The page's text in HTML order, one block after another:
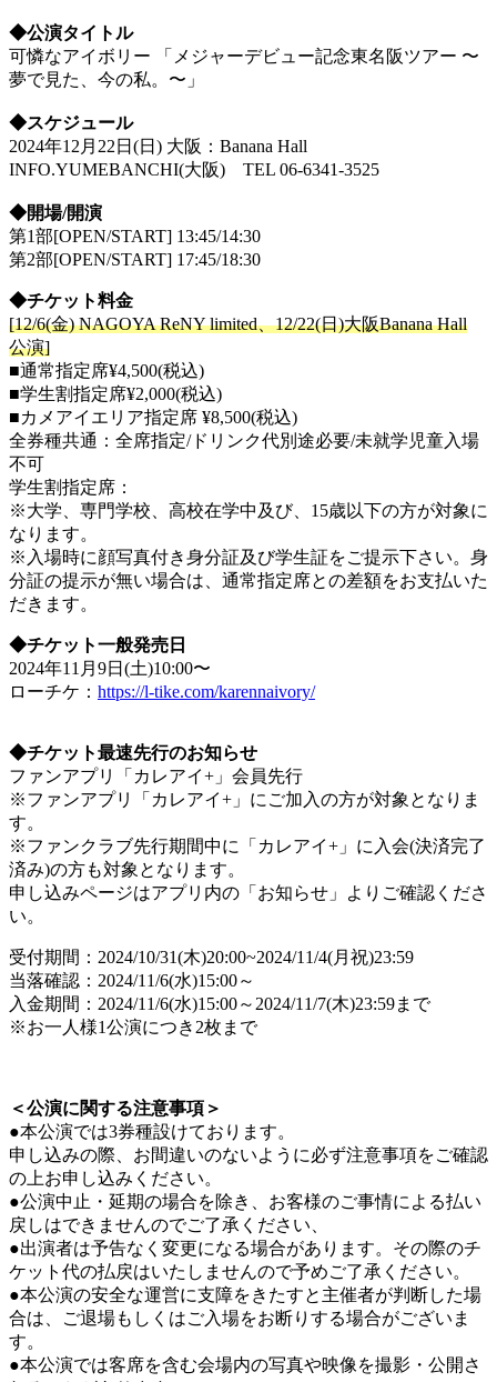
◆公演タイトル
可憐なアイボリー 「メジャーデビュー記念東名阪ツアー 〜
夢で見た、今の私。〜」
◆スケジュール
2024年12月22日(日) 大阪：Banana Hall
INFO.YUMEBANCHI(大阪) TEL 06-6341-3525
◆開場/開演
第1部[OPEN/START] 13:45/14:30
第2部[OPEN/START] 17:45/18:30
◆チケット料金
[12/6(金) NAGOYA ReNY limited、12/22(日)大阪Banana Hall
公演]
■通常指定席¥4,500(税込)
■学生割指定席¥2,000(税込)
■カメアイエリア指定席 ¥8,500(税込)
全券種共通：全席指定/ドリンク代別途必要/未就学児童入場
不可
学生割指定席：
※大学、専門学校、高校在学中及び、15歳以下の方が対象に
なります。
※入場時に顔写真付き身分証及び学生証をご提示下さい。身
分証の提示が無い場合は、通常指定席との差額をお支払いた
だきます。
◆チケット一般発売日
2024年11月9日(土)10:00〜
ローチケ： https://l-tike.com/karennaivory/
◆チケット最速先行のお知らせ
ファンアプリ「カレアイ+」会員先行
※ファンアプリ「カレアイ+」にご加入の方が対象となりま
す。
※ファンクラブ先行期間中に「カレアイ+」に入会(決済完了
済み)の方も対象となります。
申し込みページはアプリ内の「お知らせ」よりご確認くださ
い。
受付期間：2024/10/31(木)20:00~2024/11/4(月祝)23:59
当落確認：2024/11/6(水)15:00～
入金期間：2024/11/6(水)15:00～2024/11/7(木)23:59まで
※お一人様1公演につき2枚まで
＜公演に関する注意事項＞
●本公演では3券種設けております。
申し込みの際、お間違いのないように必ず注意事項をご確認
の上お申し込みください。
●公演中止・延期の場合を除き、お客様のご事情による払い
戻しはできませんのでご了承ください、
●出演者は予告なく変更になる場合があります。その際のチ
ケット代の払戻はいたしませんので予めご了承ください。
●本公演の安全な運営に支障をきたすと主催者が判断した場
合は、ご退場もしくはご入場をお断りする場合がございま
す。
●本公演では客席を含む会場内の写真や映像を撮影・公開さ